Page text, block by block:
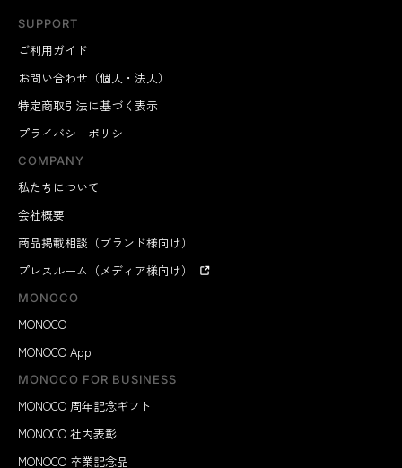
SUPPORT
ご利用ガイド
お問い合わせ（個人・法人）
特定商取引法に基づく表示
プライバシーポリシー
COMPANY
私たちについて
会社概要
商品掲載相談（ブランド様向け）
プレスルーム（メディア様向け）
MONOCO
MONOCO
MONOCO App
MONOCO FOR BUSINESS
MONOCO 周年記念ギフト
MONOCO 社内表彰
MONOCO 卒業記念品